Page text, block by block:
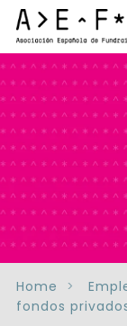
Home
fondos